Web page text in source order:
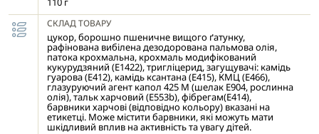
створити унікальні кондитерські шедеври і
втілити в них найсміливіші фантазії.
Декоративні посипки досить просто
нанести на поверхню готових виробів,
змащену кремом, мусом, глазур'ю, джемом
і т.д.
СКЛАД ТОВАРУ
цукор, борошно пшеничне вищого ґатунку,
рафінована вибілена дезодорована пальмова олія,
патока крохмальна, крохмаль модифікований
кукурудзяний (Е1422), тригліцерид, загущувачі: камідь
гуарова (Е412), камідь ксантана (Е415), КМЦ (Е466),
глазуруючий агент капол 425 М (шелак Е904, рослинна
олія), тальк харчовий (Е553b), фібрегам(Е414),
барвники харчові (відповідно кольору) вказані на
етикетці. Може містити барвники, які можуть мати
шкідливий вплив на активність та увагу дітей.